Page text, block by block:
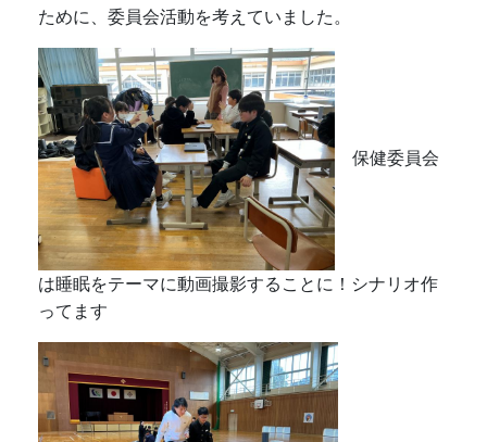
ために、委員会活動を考えていました。
保健委員会
は睡眠をテーマに動画撮影することに！シナリオ作
ってます